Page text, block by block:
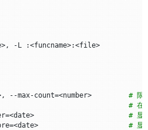
log-
-L
--max-count
=<number> # 限
# 在
=<date> # 显
=<date> # 显